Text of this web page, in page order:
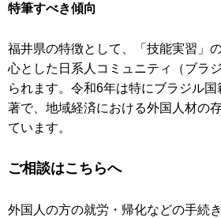
特筆すべき傾向
福井県の特徴として、「技能実習」
心とした日系人コミュニティ（ブラ
られます。令和6年は特にブラジル
著で、地域経済における外国人材の
ています。
ご相談はこちらへ
外国人の方の就労・帰化などの手続